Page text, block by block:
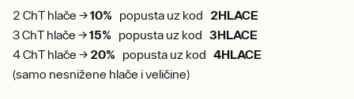
2 ChT hlače →10% popusta uz kod 2HLACE
3 ChT hlače →15% popusta uz kod 3HLACE
4 ChT hlače → 20% popusta uz kod 4HLACE
(samo nesnižene hlače i veličine)